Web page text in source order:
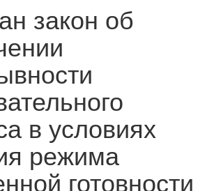
закон об
в условиях
режима
готовности